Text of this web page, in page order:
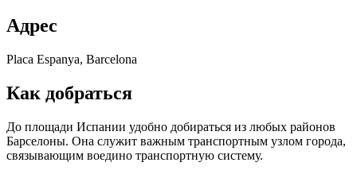
Адрес
Plaсa Espanya, Barcelona
Как добраться
До площади Испании удобно добираться из любых районов
Барселоны. Она служит важным транспортным узлом города,
связывающим воедино транспортную систему.